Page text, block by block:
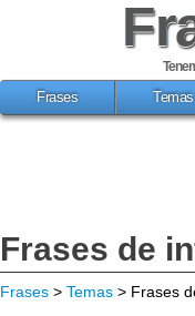
Frases
Temas
Frases de
Frases > Temas > Frases